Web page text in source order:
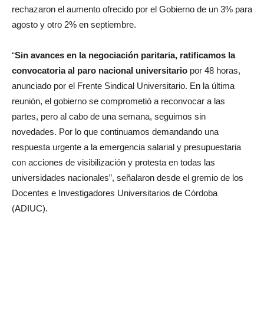
rechazaron el aumento ofrecido por el Gobierno de un 3% para
agosto y otro 2% en septiembre.
“Sin avances en la negociación paritaria, ratificamos la
convocatoria al paro nacional universitario por 48 horas,
anunciado por el Frente Sindical Universitario. En la última
reunión, el gobierno se comprometió a reconvocar a las
partes, pero al cabo de una semana, seguimos sin
novedades. Por lo que continuamos demandando una
respuesta urgente a la emergencia salarial y presupuestaria
con acciones de visibilización y protesta en todas las
universidades nacionales”, señalaron desde el gremio de los
Docentes e Investigadores Universitarios de Córdoba
(ADIUC).